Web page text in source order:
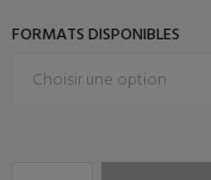
FORMATS DISPONIBLES